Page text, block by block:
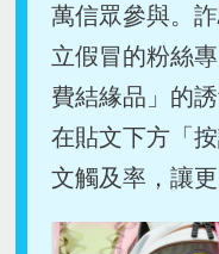
萬信眾參與。
立假冒的粉絲
費結緣品」的
在貼文下方「
文觸及率，讓更